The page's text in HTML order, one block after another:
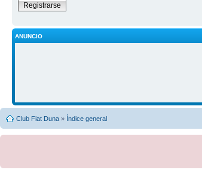
Registrarse
ANUNCIO
Club Fiat Duna » Índice general